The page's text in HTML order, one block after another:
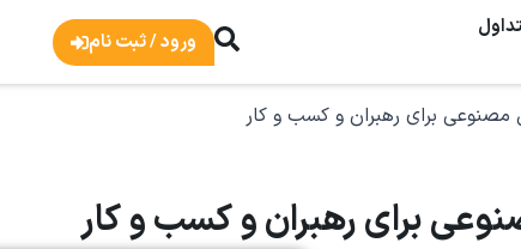
ورود / ثبت نام
برای رهبران و کسب و کار
برای رهبران و کسب و کار